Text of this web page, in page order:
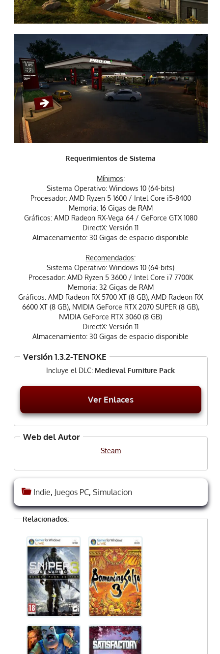
Requerimientos de Sistema
Mínimos:
Sistema Operativo: Windows 10 (64-bits)
Procesador: AMD Ryzen 5 1600 / Intel Core i5-8400
Memoria: 16 Gigas de RAM
Gráficos: AMD Radeon RX-Vega 64 / GeForce GTX 1080
DirectX: Versión 11
Almacenamiento: 30 Gigas de espacio disponible
Recomendados:
Sistema Operativo: Windows 10 (64-bits)
Procesador: AMD Ryzen 5 3600 / Intel Core i7 7700K
Memoria: 32 Gigas de RAM
Gráficos: AMD Radeon RX 5700 XT (8 GB), AMD Radeon RX
6600 XT (8 GB), NVIDIA GeForce RTX 2070 SUPER (8 GB),
NVIDIA GeForce RTX 3060 (8 GB)
DirectX: Versión 11
Almacenamiento: 30 Gigas de espacio disponible
Versión 1.3.2-TENOKE
Incluye el DLC: Medieval Furniture Pack
Ver Enlaces
Web del Autor
Steam
Indie, Juegos PC, Simulacion
Relacionados: